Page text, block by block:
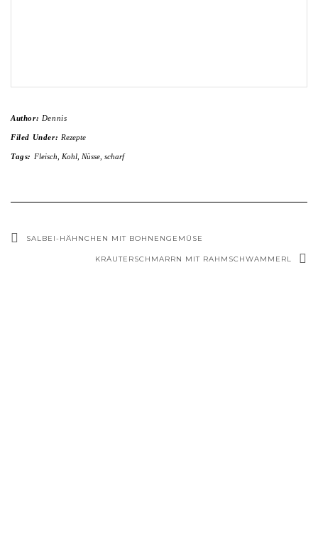
Author: Dennis
Filed Under: Rezepte
Tags: Fleisch Kohl, Nüsse, scharf
SALBEI-HÄHNCHEN MIT BOHNENGEMÜSE
KRÄUTERSCHMARRN MIT RAHMSCHWAMMERL